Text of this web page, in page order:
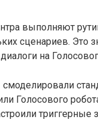
выполняют
сценариев. Это
на
Голосового